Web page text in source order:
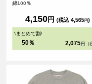
綿100％
4,150円 (税込 4,565円)
\まとめて割/
50％ 2,075 円（